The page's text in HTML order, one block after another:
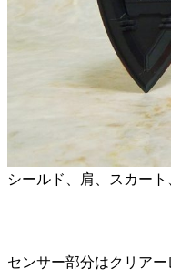
シールド、肩、スカー
センサー部分はクリア